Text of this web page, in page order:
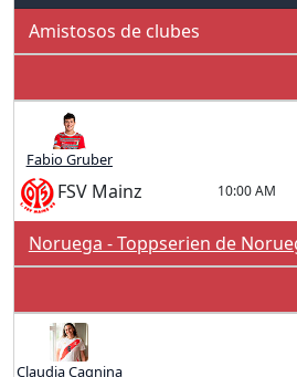
Amistosos de clubes
Fabio Gruber
FSV Mainz 10:00 AM
Noruega - Toppserien de
Claudia Cagnina